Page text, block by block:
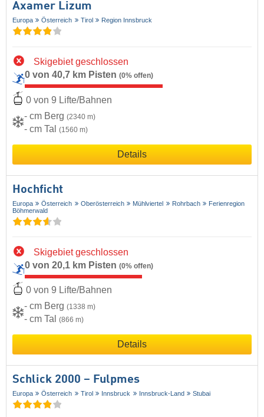
Axamer Lizum
Europa Österreich Tirol Region Innsbruck
Skigebiet geschlossen
0 von 40,7 km Pisten (0% offen)
0 von 9 Lifte/Bahnen
- cm Berg (2340 m)
- cm Tal (1560 m)
Details
Hochficht
Europa Österreich Oberösterreich Mühlviertel Rohrbach
Ferienregion
Böhmerwald
Skigebiet geschlossen
0 von 20,1 km Pisten (0% offen)
0 von 9 Lifte/Bahnen
- cm Berg (1338 m)
- cm Tal (866 m)
Details
Schlick 2000 – Fulpmes
Europa Österreich Tirol Innsbruck Innsbruck-Land Stubai